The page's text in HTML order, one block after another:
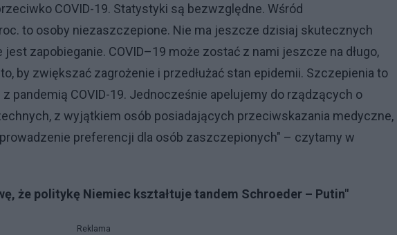
COVID-19. Statystyki są bezwzględne. Wśród
to osoby niezaszczepione. Nie ma jeszcze dzisiaj skutecznych
zapobieganie. COVID–19 może zostać z nami jeszcze na długo,
by zwiększać zagrożenie i przedłużać stan epidemii. Szczepienia to
pandemią COVID-19. Jednocześnie apelujemy do rządzących o
z wyjątkiem osób posiadających przeciwskazania medyczne,
preferencji dla osób zaszczepionych" – czytamy w
że politykę Niemiec kształtuje tandem Schroeder – Putin"
Reklama